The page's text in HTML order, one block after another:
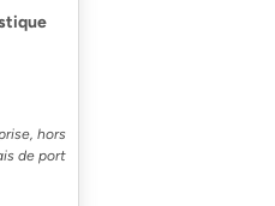
hors
de port